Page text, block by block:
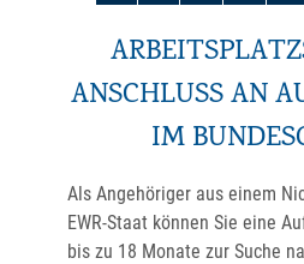
ANSCHLUSS AN
IM
Als Angehöriger aus einem
EWR-Staat können Sie eine
bis zu 18 Monate zur Suche